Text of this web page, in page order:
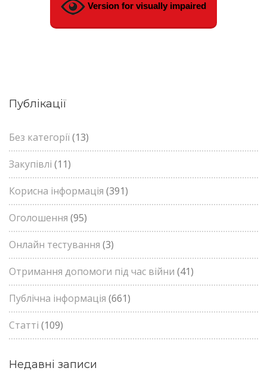
Version for visually impaired
Публікації
Без категорії(13)
Закупівлі (11)
Корисна інформація (391)
Оголошення (95)
Онлайн тестування (3)
Отримання допомоги під час війни (41)
Публічна інформація (661)
Статті (109)
Недавні записи